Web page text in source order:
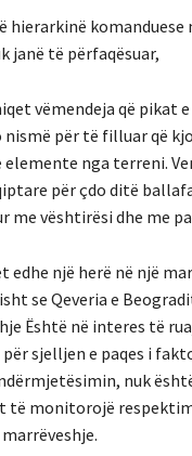
hierarkinë komanduese
janë të përfaqësuar,
vëmendeja që pikat e
nismë për të filluar që
nga terreni.
për çdo ditë
me vështirësi dhe me
edhe një herë në një
se Qeveria e
Është në interes të
sjelljen e paqes i
nuk
të monitorojë